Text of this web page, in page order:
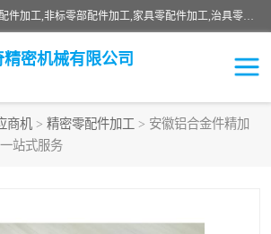
公司主要承接深圳精密零配件加工,非标零部配件加工,家具零配件加工,治具零配件加工,安徽精密零配件加工等各种各种精密机械加工，欢迎来来电咨询！
密机械有限公司
商机 > 精密零配件加工 > 安徽铝合金件精加
站式服务